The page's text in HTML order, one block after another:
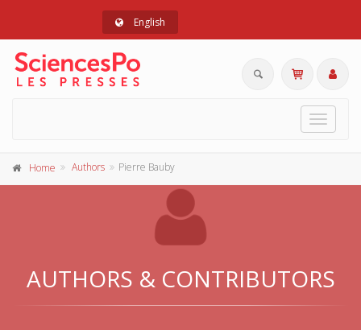
English
Toggle
Home Authors Pierre Bauby
AUTHORS & CONTRIBUTORS